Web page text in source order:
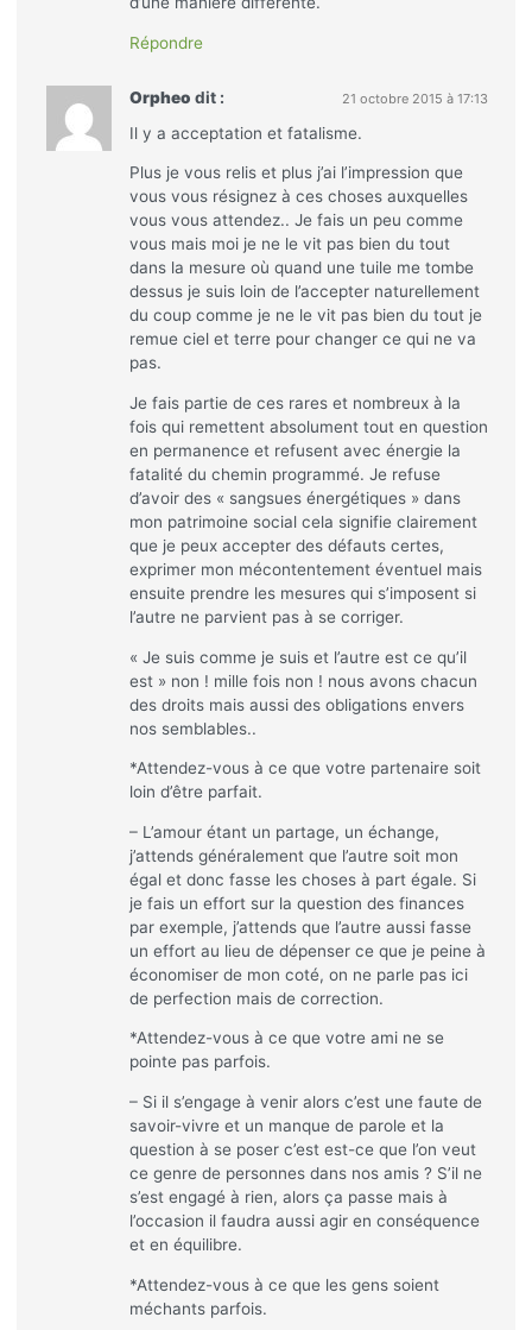
Répondre
Orpheo dit : 21 octobre 2015 à 17:13
Il y a acceptation et fatalisme.
Plus je vous relis et plus j’ai l’impression que
vous vous résignez à ces choses auxquelles
vous vous attendez.. Je fais un peu comme
vous mais moi je ne le vit pas bien du tout
dans la mesure où quand une tuile me tombe
dessus je suis loin de l’accepter naturellement
du coup comme je ne le vit pas bien du tout je
remue ciel et terre pour changer ce qui ne va
pas.
Je fais partie de ces rares et nombreux à la
fois qui remettent absolument tout en question
en permanence et refusent avec énergie la
fatalité du chemin programmé. Je refuse
d’avoir des « sangsues énergétiques » dans
mon patrimoine social cela signifie clairement
que je peux accepter des défauts certes,
exprimer mon mécontentement éventuel mais
ensuite prendre les mesures qui s’imposent si
l’autre ne parvient pas à se corriger.
« Je suis comme je suis et l’autre est ce qu’il
est » non ! mille fois non ! nous avons chacun
des droits mais aussi des obligations envers
nos semblables..
*Attendez-vous à ce que votre partenaire soit
loin d’être parfait.
– L’amour étant un partage, un échange,
j’attends généralement que l’autre soit mon
égal et donc fasse les choses à part égale. Si
je fais un effort sur la question des finances
par exemple, j’attends que l’autre aussi fasse
un effort au lieu de dépenser ce que je peine à
économiser de mon coté, on ne parle pas ici
de perfection mais de correction.
*Attendez-vous à ce que votre ami ne se
pointe pas parfois.
– Si il s’engage à venir alors c’est une faute de
savoir-vivre et un manque de parole et la
question à se poser c’est est-ce que l’on veut
ce genre de personnes dans nos amis ? S’il ne
s’est engagé à rien, alors ça passe mais à
l’occasion il faudra aussi agir en conséquence
et en équilibre.
*Attendez-vous à ce que les gens soient
méchants parfois.